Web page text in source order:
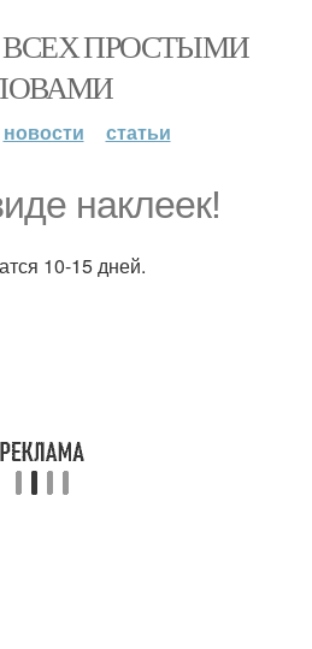
ПРОСТЫМИ
новости статьи
наклеек!
10-15 дней.